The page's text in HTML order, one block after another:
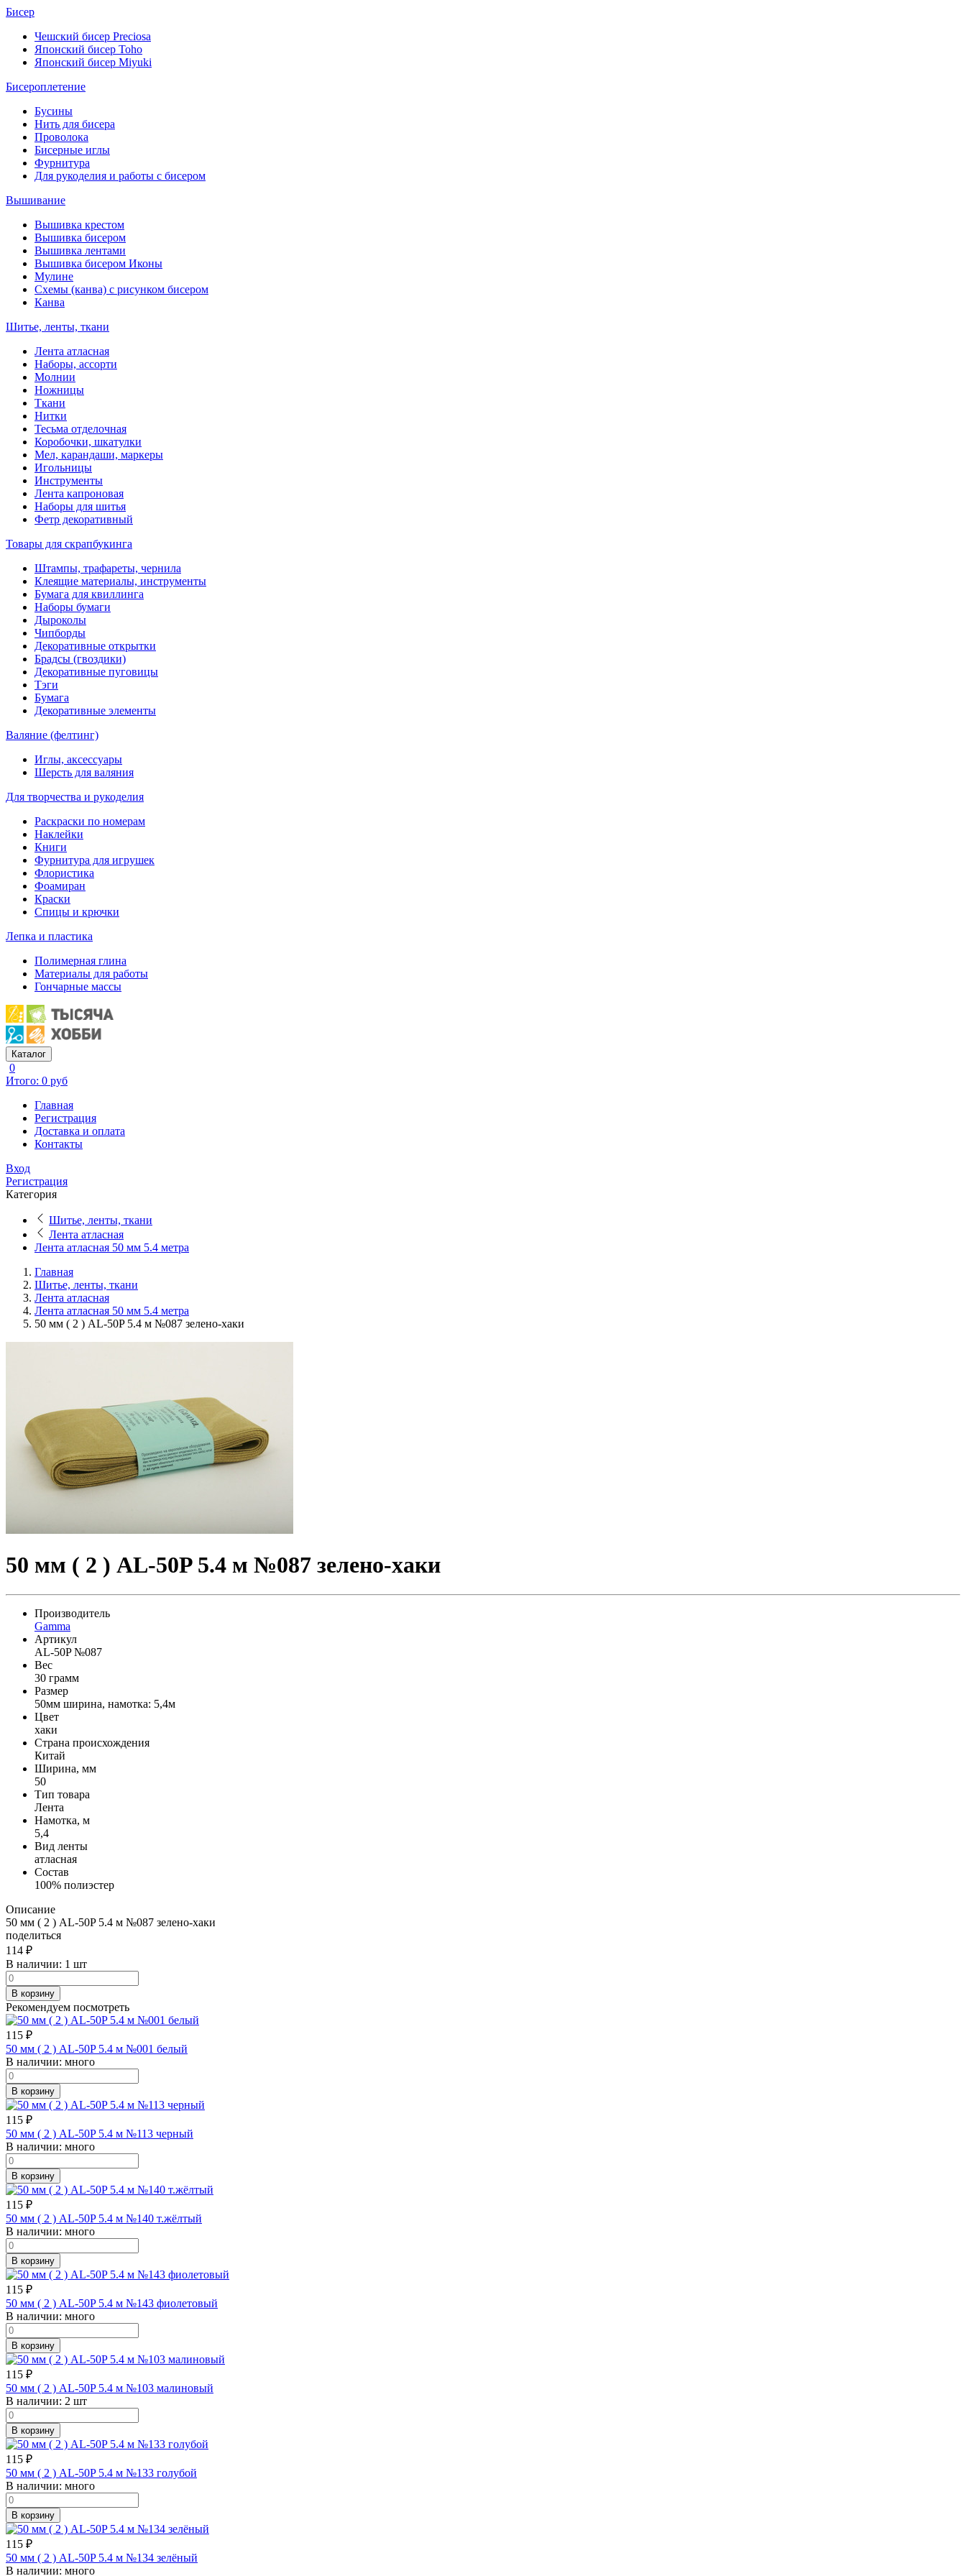
Бисер
Чешский бисер Preciosa
Японский бисер Toho
Японский бисер Miyuki
Бисероплетение
Бусины
Нить для бисера
Проволока
Бисерные иглы
Фурнитура
Для рукоделия и работы с бисером
Вышивание
Вышивка крестом
Вышивка бисером
Вышивка лентами
Вышивка бисером Иконы
Мулине
Схемы (канва) с рисунком бисером
Канва
Шитье, ленты, ткани
Лента атласная
Наборы, ассорти
Молнии
Ножницы
Ткани
Нитки
Тесьма отделочная
Коробочки, шкатулки
Мел, карандаши, маркеры
Игольницы
Инструменты
Лента капроновая
Наборы для шитья
Фетр декоративный
Товары для скрапбукинга
Штампы, трафареты, чернила
Клеящие материалы, инструменты
Бумага для квиллинга
Наборы бумаги
Дыроколы
Чипборды
Декоративные открытки
Брадсы (гвоздики)
Декоративные пуговицы
Тэги
Бумага
Декоративные элементы
Валяние (фелтинг)
Иглы, аксессуары
Шерсть для валяния
Для творчества и рукоделия
Раскраски по номерам
Наклейки
Книги
Фурнитура для игрушек
Флористика
Фоамиран
Краски
Спицы и крючки
Лепка и пластика
Полимерная глина
Материалы для работы
Гончарные массы
Каталог
0
Итого: 0 руб
Главная
Регистрация
Доставка и оплата
Контакты
Вход
Регистрация
Категория
Шитье, ленты, ткани
Лента атласная
Лента атласная 50 мм 5.4 метра
Главная
Шитье, ленты, ткани
Лента атласная
Лента атласная 50 мм 5.4 метра
50 мм ( 2 ) AL-50P 5.4 м №087 зелено-хаки
50 мм ( 2 ) AL-50P 5.4 м №087 зелено-хаки
Производитель
Gamma
Артикул
AL-50P №087
Вес
30 грамм
Размер
50мм ширина, намотка: 5,4м
Цвет
хаки
Страна происхождения
Китай
Ширина, мм
50
Тип товара
Лента
Намотка, м
5,4
Вид ленты
атласная
Состав
100% полиэстер
Описание
50 мм ( 2 ) AL-50P 5.4 м №087 зелено-хаки
поделиться
114 ₽
В наличии: 1 шт
В корзину
Рекомендуем посмотреть
115 ₽
50 мм ( 2 ) AL-50P 5.4 м №001 белый
В наличии: много
В корзину
115 ₽
50 мм ( 2 ) AL-50P 5.4 м №113 черный
В наличии: много
В корзину
115 ₽
50 мм ( 2 ) AL-50P 5.4 м №140 т.жёлтый
В наличии: много
В корзину
115 ₽
50 мм ( 2 ) AL-50P 5.4 м №143 фиолетовый
В наличии: много
В корзину
115 ₽
50 мм ( 2 ) AL-50P 5.4 м №103 малиновый
В наличии: 2 шт
В корзину
115 ₽
50 мм ( 2 ) AL-50P 5.4 м №133 голубой
В наличии: много
В корзину
115 ₽
50 мм ( 2 ) AL-50P 5.4 м №134 зелёный
В наличии: много